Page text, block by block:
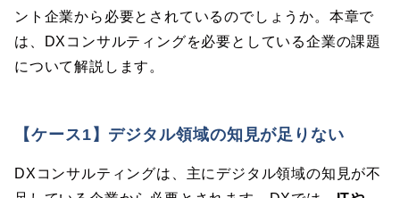
ント企業から必要とされているのでしょうか。本章で
は、DXコンサルティングを必要としている企業の課題
について解説します。
【ケース1】デジタル領域の知見が足りない
DXコンサルティングは、主にデジタル領域の知見が不